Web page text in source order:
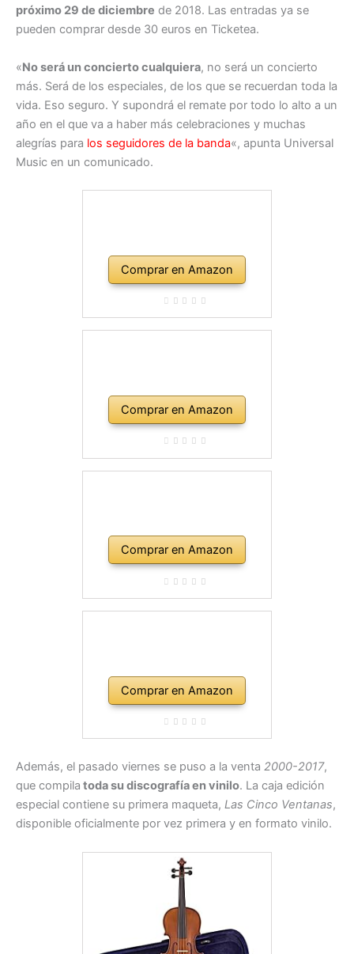
próximo 29 de diciembre de 2018. Las entradas ya se
pueden comprar desde 30 euros en Ticketea.
«No será un concierto cualquiera, no será un concierto
más. Será de los especiales, de los que se recuerdan toda la
vida. Eso seguro. Y supondrá el remate por todo lo alto a un
año en el que va a haber más celebraciones y muchas
alegrías para los seguidores de la banda«, apunta Universal
Music en un comunicado.
Comprar en Amazon
Comprar en Amazon
Comprar en Amazon
Comprar en Amazon
Además, el pasado viernes se puso a la venta 2000-2017,
que compila toda su discografía en vinilo. La caja edición
especial contiene su primera maqueta, Las Cinco Ventanas,
disponible oficialmente por vez primera y en formato vinilo.